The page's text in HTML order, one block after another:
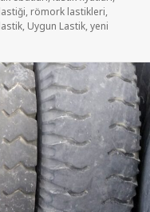
, römork lastikleri,
, Uygun Lastik,yeni
için